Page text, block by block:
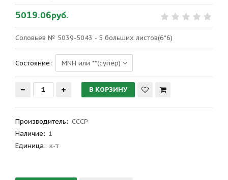
5019.06руб.
Соловьев № 5039-5043 - 5 больших листов(6*6)
Состояние:
Производитель: СССР
Наличие: 1
Единица: к-т